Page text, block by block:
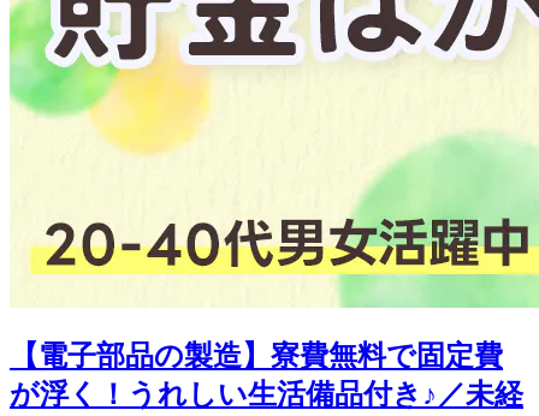
【電子部品の製造】寮費無料で固定費
が浮く！うれしい生活備品付き♪／未経